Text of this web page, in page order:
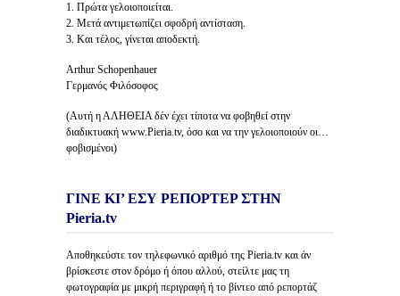
1. Πρώτα γελοιοποιείται.
2. Μετά αντιμετωπίζει σφοδρή αντίσταση.
3. Και τέλος, γίνεται αποδεκτή.
Arthur Schopenhauer
Γερμανός Φιλόσοφος
(Αυτή η ΑΛΗΘΕΙΑ δέν έχει τίποτα να φοβηθεί στην
διαδικτυακή www.Pieria.tv, όσο και να την γελοιοποιούν οι…
φοβισμένοι)
ΓΙΝΕ ΚΙ’ ΕΣΥ ΡΕΠΟΡΤΕΡ ΣΤΗΝ
Pieria.tv
Αποθηκεύστε τον τηλεφωνικό αριθμό της Pieria.tv και άν
βρίσκεστε στον δρόμο ή όπου αλλού, στείλτε μας τη
φωτογραφία με μικρή περιγραφή ή το βίντεο από ρεπορτάζ